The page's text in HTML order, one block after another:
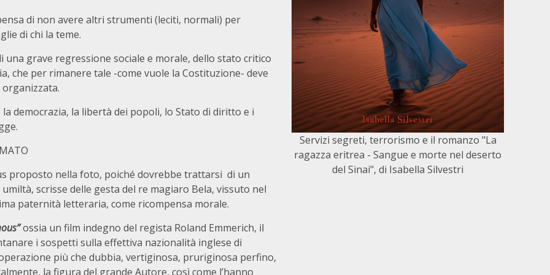
di non avere altri strumenti (leciti, normali) per
di chi la teme.
grave regressione sociale e morale, dello stato critico
che per rimanere tale -come vuole la Costituzione- deve
democrazia, la libertà dei popoli, lo Stato di diritto e i
proposto nella foto, poiché dovrebbe trattarsi di un
scrisse delle gesta del re magiaro Bela, vissuto nel
paternità letteraria, come ricompensa morale.
ossia un film indegno del regista Roland Emmerich, il
i sospetti sulla effettiva nazionalità inglese di
più che dubbia, vertiginosa, pruriginosa perfino,
la figura del grande Autore, così come l’hanno
Servizi segreti, terrorismo e il romanzo "La
ragazza eritrea - Sangue e morte nel deserto
del Sinai", di Isabella Silvestri